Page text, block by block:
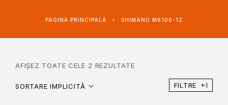
PAGINĂ PRINCIPALĂ SHIMANO M6100-12
AFIȘEZ TOATE CELE 2 REZULTATE
SORTARE IMPLICITĂ FILTRE